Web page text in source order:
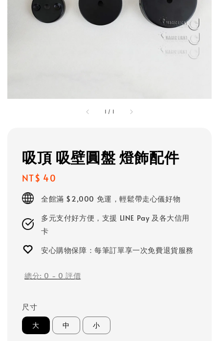
1 / 1
吸頂 吸壁圓盤 燈飾配件
Regular
price
NT$ 40
全館滿 $2,000 免運，輕鬆帶走心儀好物
多元支付好方便，支援 LINE Pay 及各大信用
卡
安心購物保障：每筆訂單享一次免費退貨服務
總分: 0 - 0 評價
尺寸
大 中 小